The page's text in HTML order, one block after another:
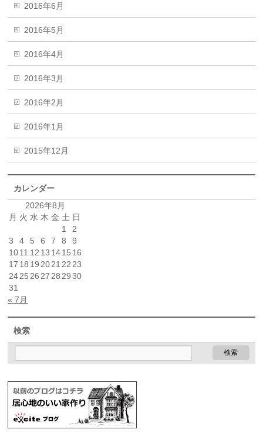
2016年6月
2016年5月
2016年4月
2016年3月
2016年2月
2016年1月
2015年12月
カレンダー
2026年8月
月 火 水 木 金 土 日
1
2
3
4 5 6 7 8
9
1011 12 13 1415 16
17 18 19 2021 22 23
2425 26 27 28 29 30
31
« 7月
検索